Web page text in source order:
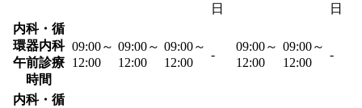
日
日
内科・循
環器内科
午前診療
時間
09:00～
12:00
09:00～
12:00
09:00～
12:00
-
09:00～
12:00
09:00～
12:00
-
内科・循